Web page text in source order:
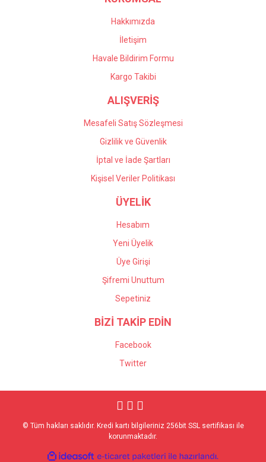
Hakkımızda
İletişim
Havale Bildirim Formu
Kargo Takibi
ALIŞVERİŞ
Mesafeli Satış Sözleşmesi
Gizlilik ve Güvenlik
İptal ve İade Şartları
Kişisel Veriler Politikası
ÜYELİK
Hesabım
Yeni Üyelik
Üye Girişi
Şifremi Unuttum
Sepetiniz
BİZİ TAKİP EDİN
Facebook
Twitter
© Tüm hakları saklıdır. Kredi kartı bilgileriniz 256bit SSL sertifikası ile
korunmaktadır.
ideasoft e-